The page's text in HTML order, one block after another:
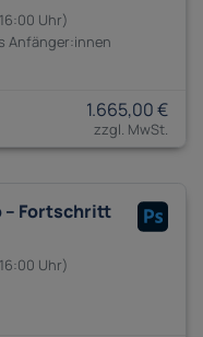
Anfänger:innen
1.665,00 €
– Fortschritt